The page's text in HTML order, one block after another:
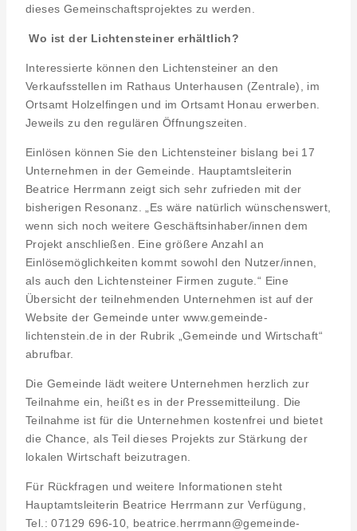
dieses Gemeinschaftsprojektes zu werden.
Wo ist der Lichtensteiner erhältlich?
Interessierte können den Lichtensteiner an den
Verkaufsstellen im Rathaus Unterhausen (Zentrale), im
Ortsamt Holzelfingen und im Ortsamt Honau erwerben.
Jeweils zu den regulären Öffnungszeiten.
Einlösen können Sie den Lichtensteiner bislang bei 17
Unternehmen in der Gemeinde. Hauptamtsleiterin
Beatrice Herrmann zeigt sich sehr zufrieden mit der
bisherigen Resonanz. „Es wäre natürlich wünschenswert,
wenn sich noch weitere Geschäftsinhaber/innen dem
Projekt anschließen. Eine größere Anzahl an
Einlösemöglichkeiten kommt sowohl den Nutzer/innen,
als auch den Lichtensteiner Firmen zugute.“ Eine
Übersicht der teilnehmenden Unternehmen ist auf der
Website der Gemeinde unter www.gemeinde-
lichtenstein.de in der Rubrik „Gemeinde und Wirtschaft“
abrufbar.
Die Gemeinde lädt weitere Unternehmen herzlich zur
Teilnahme ein, heißt es in der Pressemitteilung. Die
Teilnahme ist für die Unternehmen kostenfrei und bietet
die Chance, als Teil dieses Projekts zur Stärkung der
lokalen Wirtschaft beizutragen.
Für Rückfragen und weitere Informationen steht
Hauptamtsleiterin Beatrice Herrmann zur Verfügung,
Tel.: 07129 696-10, beatrice.herrmann@gemeinde-